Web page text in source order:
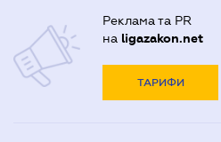
Реклама та PR
на ligazakon.net
ТАРИФИ